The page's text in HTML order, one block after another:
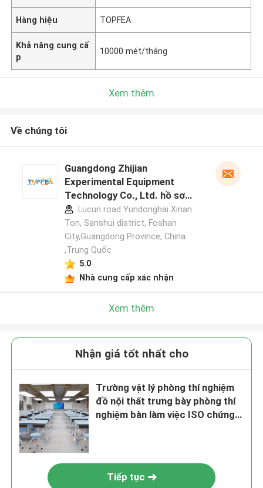
Hàng hiệu TOPFEA
Khả năng cung cấ
p
10000 mét/tháng
Xem thêm
Về chúng tôi
Guangdong Zhijian
Experimental Equipment
Technology Co., Ltd. hồ sơ
nhà sản xuất
Lucun road Yundonghai Xinan
Ton, Sanshui district, Foshan
City,Guangdong Province, China
,Trung Quốc
5.0
Nhà cung cấp xác nhận
Xem thêm
Nhận giá tốt nhất cho
Trường vật lý phòng thí nghiệm
đồ nội thất trưng bày phòng thí
nghiệm bàn làm việc ISO chứng
Tiếp tục